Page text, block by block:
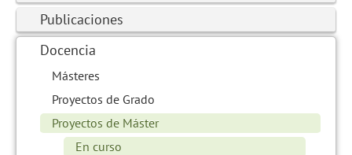
Publicaciones
Docencia
Másteres
Proyectos de Grado
Proyectos de Máster
En curso